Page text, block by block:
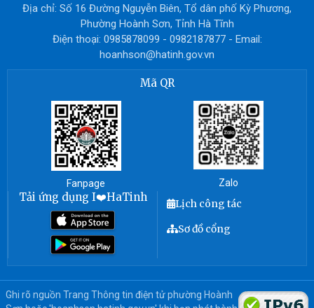
Địa chỉ: Số 16 Đường Nguyễn Biên, Tổ dân phố Kỳ Phương,
Phường Hoành Sơn, Tỉnh Hà Tĩnh
Điện thoại: 0985878099 - 0982187877 - Email:
hoanhson@hatinh.gov.vn
Mã QR
Fanpage Zalo
Tải ứng dụng I❤️HaTinh
Lịch công tác
Sơ đồ cổng
Ghi rõ nguồn Trang Thông tin điện tử phường Hoành